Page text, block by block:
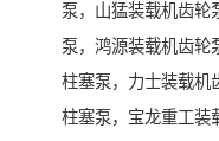
泵，山猛装载机齿轮
泵，鸿源装载机齿轮
柱塞泵，力士装载机
柱塞泵，宝龙重工装